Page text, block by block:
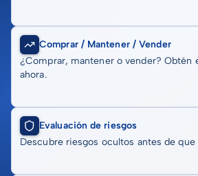
Comprar / Mantener / Vender
¿Comprar, mantener o vender? Obtén
ahora.
Evaluación de riesgos
Descubre riesgos ocultos antes de